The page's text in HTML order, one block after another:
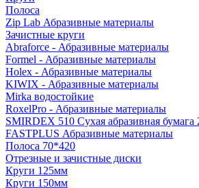
Полоса
Zip Lab Абразивные материалы
Зачистные круги
Abraforce - Абразивные материалы
Formel - Абразивные материалы
Holex - Абразивные материалы
KIWIX - Абразивные материалы
Mirka водостойкие
RoxelPro - Абразивные материалы
SMIRDEX 510 Сухая абразивная
FASTPLUS Абразивные материалы
Полоса 70*420
Отрезные и зачистные диски
Круги 125мм
Круги 150мм